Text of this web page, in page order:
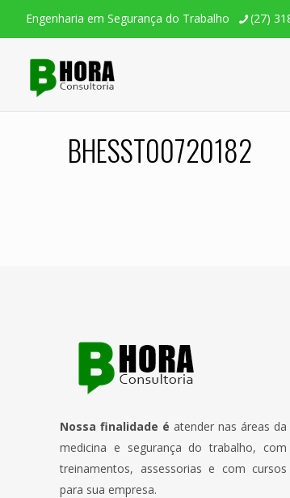
Engenharia em Segurança do Trabalho (27)
BHESST00720182
Nossa finalidade é atender nas áreas da
medicina e segurança do trabalho, com
treinamentos, assessorias e com cursos
para sua empresa.